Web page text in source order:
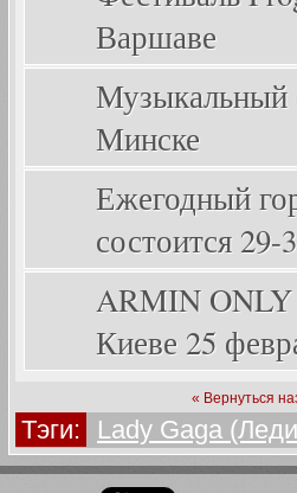
Варшаве
Музыкальный
Минске
Ежегодный
состоится
ARMIN ONLY
Киеве 25
« Вернуться
Тэги: Lady Gaga